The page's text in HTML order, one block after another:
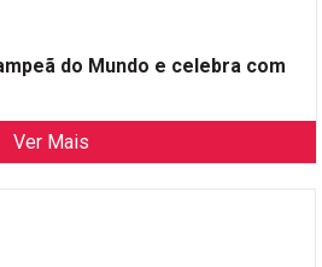
do Mundo e celebra com
Ver Mais